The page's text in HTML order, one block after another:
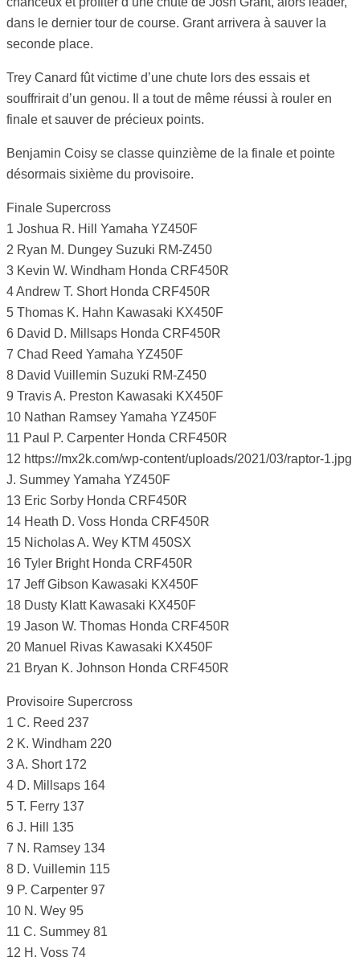
dans le dernier tour de course. Grant arrivera à sauver la
seconde place.
Trey Canard fût victime d’une chute lors des essais et
souffrirait d’un genou. Il a tout de même réussi à rouler en
finale et sauver de précieux points.
Benjamin Coisy se classe quinzième de la finale et pointe
désormais sixième du provisoire.
Finale Supercross
1 Joshua R. Hill Yamaha YZ450F
2 Ryan M. Dungey Suzuki RM-Z450
3 Kevin W. Windham Honda CRF450R
4 Andrew T. Short Honda CRF450R
5 Thomas K. Hahn Kawasaki KX450F
6 David D. Millsaps Honda CRF450R
7 Chad Reed Yamaha YZ450F
8 David Vuillemin Suzuki RM-Z450
9 Travis A. Preston Kawasaki KX450F
10 Nathan Ramsey Yamaha YZ450F
11 Paul P. Carpenter Honda CRF450R
12 https://mx2k.com/wp-content/uploads/2021/03/raptor-1.jpg
J. Summey Yamaha YZ450F
13 Eric Sorby Honda CRF450R
14 Heath D. Voss Honda CRF450R
15 Nicholas A. Wey KTM 450SX
16 Tyler Bright Honda CRF450R
17 Jeff Gibson Kawasaki KX450F
18 Dusty Klatt Kawasaki KX450F
19 Jason W. Thomas Honda CRF450R
20 Manuel Rivas Kawasaki KX450F
21 Bryan K. Johnson Honda CRF450R
Provisoire Supercross
1 C. Reed 237
2 K. Windham 220
3 A. Short 172
4 D. Millsaps 164
5 T. Ferry 137
6 J. Hill 135
7 N. Ramsey 134
8 D. Vuillemin 115
9 P. Carpenter 97
10 N. Wey 95
11 C. Summey 81
12 H. Voss 74